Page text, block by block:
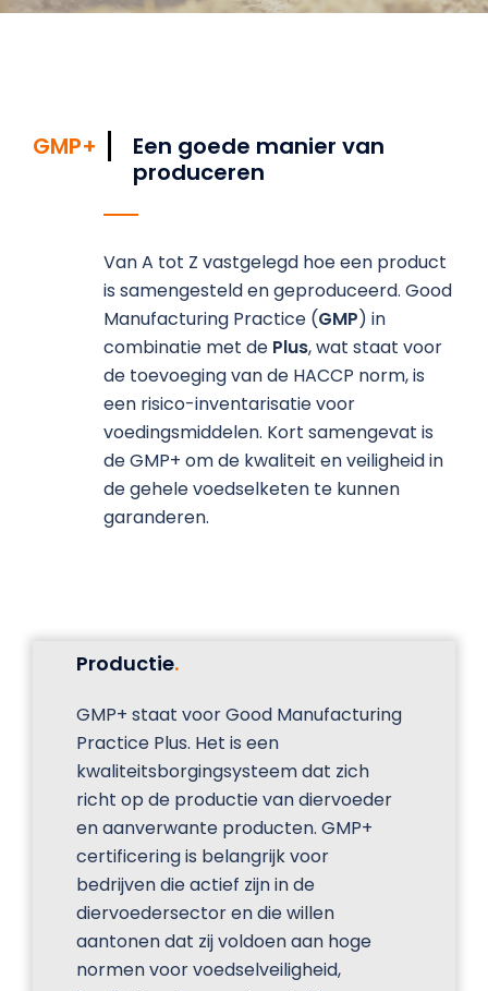
GMP+
Een goede manier van
produceren
Van A tot Z vastgelegd hoe een product
is samengesteld en geproduceerd. Good
Manufacturing Practice (GMP) in
combinatie met de Plus, wat staat voor
de toevoeging van de HACCP norm, is
een risico-inventarisatie voor
voedingsmiddelen. Kort samengevat is
de GMP+ om de kwaliteit en veiligheid in
de gehele voedselketen te kunnen
garanderen.
Productie.
GMP+ staat voor Good Manufacturing
Practice Plus. Het is een
kwaliteitsborgingsysteem dat zich
richt op de productie van diervoeder
en aanverwante producten. GMP+
certificering is belangrijk voor
bedrijven die actief zijn in de
diervoedersector en die willen
aantonen dat zij voldoen aan hoge
normen voor voedselveiligheid,